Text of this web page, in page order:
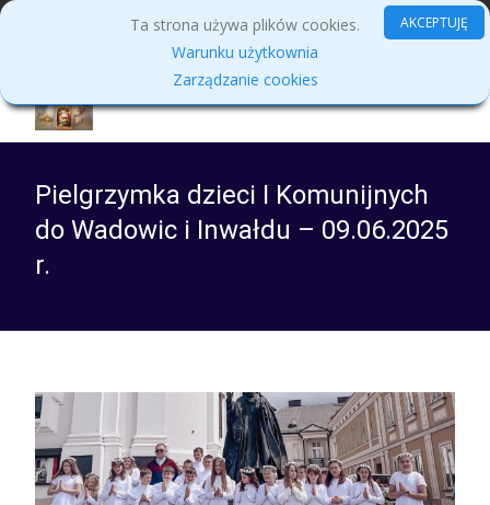
Pielgrzymka dzieci I Komunijnych
do Wadowic i Inwałdu – 09.06.2025
r.
Ta strona używa plików cookies.
Warunku użytkownia
Zarządzanie cookies
AKCEPTUJĘ